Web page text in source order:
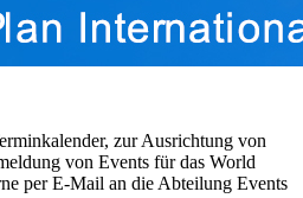
zur Ausrichtung von
von Events für das World
per E-Mail an die Abteilung Events